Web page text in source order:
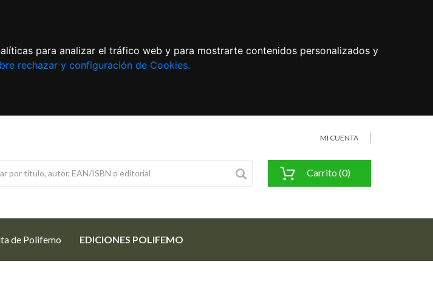
para analizar el tráfico web y para mostrarte contenidos personalizados y
rechazar y configuración de Cookies.
MI CUENTA
Carrito (0)
de Polifemo EDICIONES POLIFEMO